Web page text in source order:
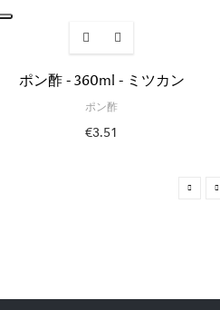
ポン酢 - 360ml - ミツカン
ポン酢
€3.51